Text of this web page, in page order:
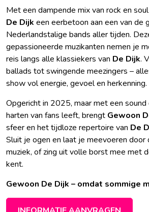
Met een dampende mix van rock en
De Dijk een eerbetoon aan een van de
Nederlandstalige bands aller tijden.
gepassioneerde muzikanten nemen je
reis langs alle klassiekers van De Dijk.
ballads tot swingende meezingers –
show vol energie, gevoel en herkenning.
Opgericht in 2025, maar met een sound
harten van fans leeft, brengt Gewoon
sfeer en het tijdloze repertoire van De
Sluit je ogen en laat je meevoeren door
muziek, of zing uit volle borst mee met
kent.
Gewoon De Dijk – omdat sommige